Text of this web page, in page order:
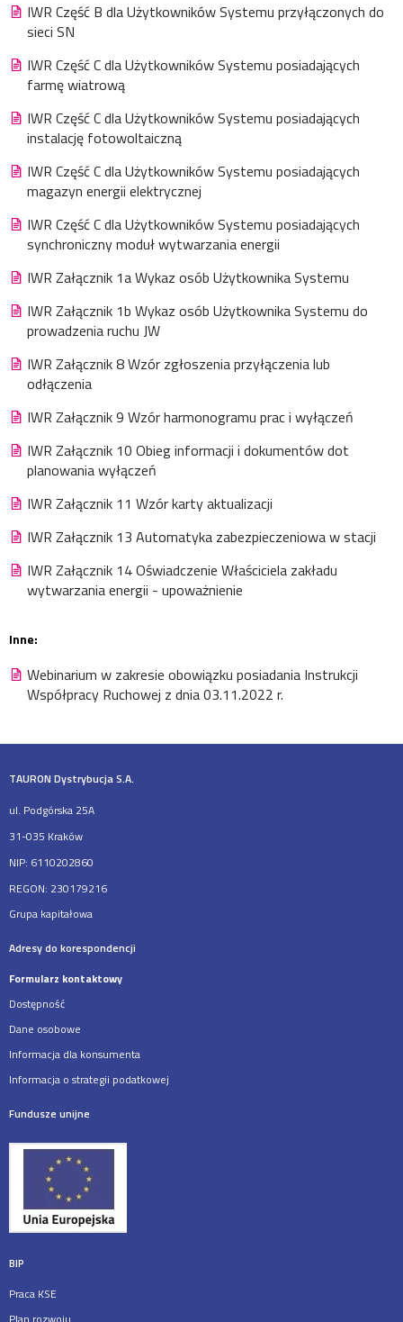
IWR Część B dla Użytkowników Systemu przyłączonych do
sieci SN
IWR Część C dla Użytkowników Systemu posiadających
farmę wiatrową
IWR Część C dla Użytkowników Systemu posiadających
instalację fotowoltaiczną
IWR Część C dla Użytkowników Systemu posiadających
magazyn energii elektrycznej
IWR Część C dla Użytkowników Systemu posiadających
synchroniczny moduł wytwarzania energii
IWR Załącznik 1a Wykaz osób Użytkownika Systemu
IWR Załącznik 1b Wykaz osób Użytkownika Systemu do
prowadzenia ruchu JW
IWR Załącznik 8 Wzór zgłoszenia przyłączenia lub
odłączenia
IWR Załącznik 9 Wzór harmonogramu prac i wyłączeń
IWR Załącznik 10 Obieg informacji i dokumentów dot
planowania wyłączeń
IWR Załącznik 11 Wzór karty aktualizacji
IWR Załącznik 13 Automatyka zabezpieczeniowa w stacji
IWR Załącznik 14 Oświadczenie Właściciela zakładu
wytwarzania energii - upoważnienie
Inne:
Webinarium w zakresie obowiązku posiadania Instrukcji
Współpracy Ruchowej z dnia 03.11.2022 r.
TAURON Dystrybucja S.A.
ul. Podgórska 25A
31-035 Kraków
NIP: 6110202860
REGON: 230179216
Grupa kapitałowa
Adresy do korespondencji
Formularz kontaktowy
Dostępność
Dane osobowe
Informacja dla konsumenta
Informacja o strategii podatkowej
Fundusze unijne
BIP
Praca KSE